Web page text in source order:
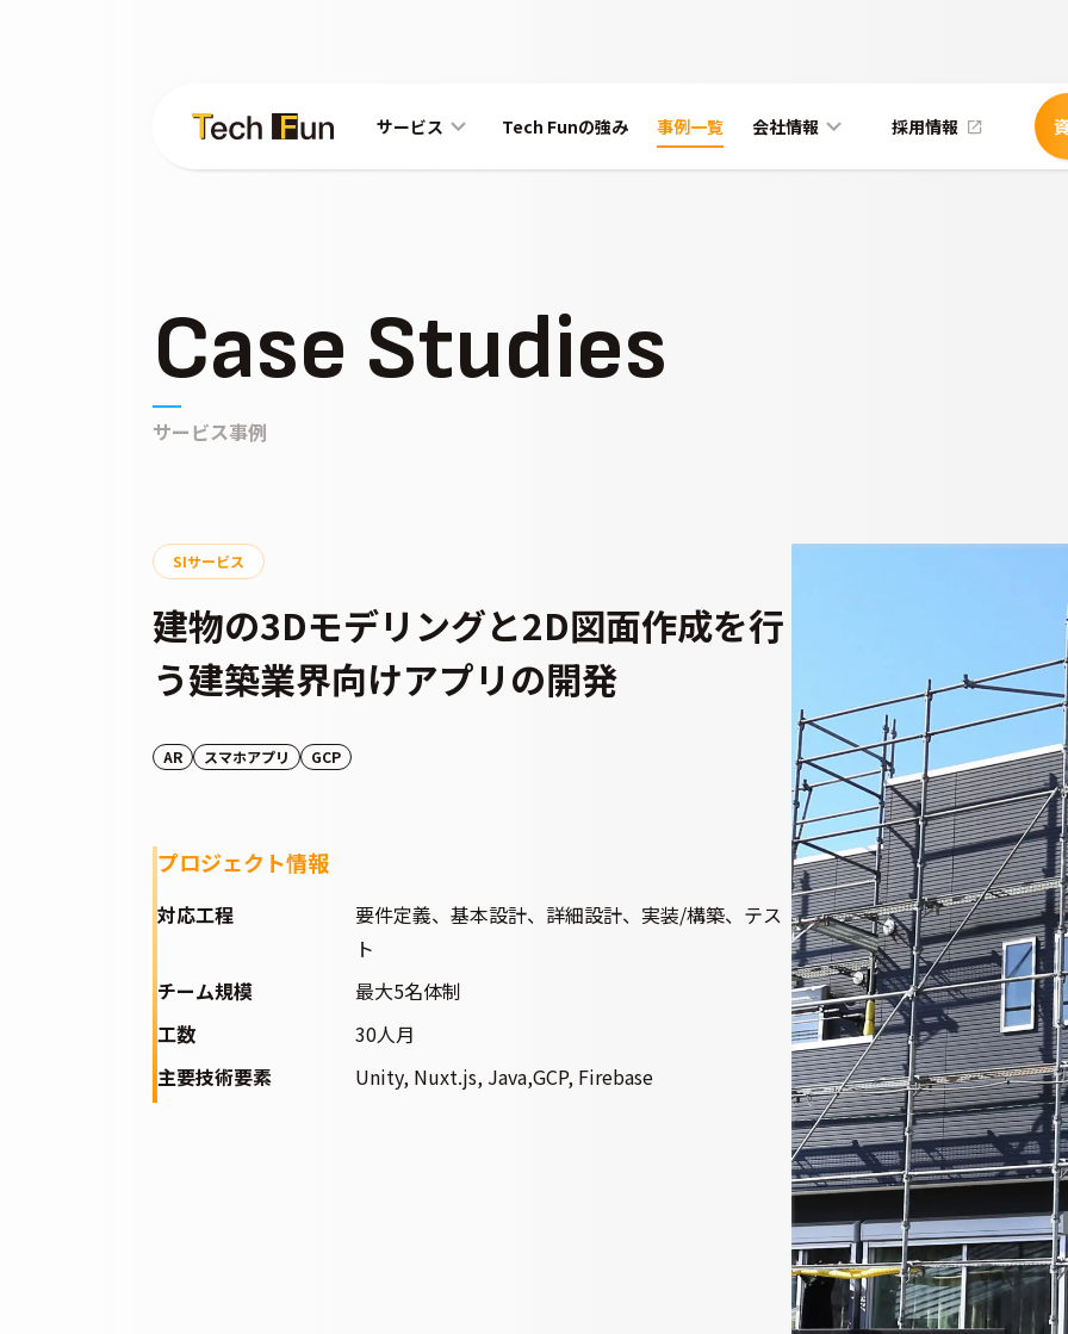
サービス Tech Funの強み 事例一覧 会社情報 採用情報
Case Studies
サービス事例
SIサービス
建物の3Dモデリングと2D図面作成を行
う建築業界向けアプリの開発
AR スマホアプリ GCP
プロジェクト情報
対応工程
要件定義、基本設計、詳細設計、実装/構築、テス
ト
チーム規模
最大5名体制
工数
30人月
主要技術要素
Unity, Nuxt.js, Java,GCP, Firebase